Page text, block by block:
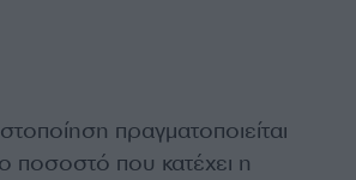
πραγματοποιείται
ποσοστό που κατέχει η